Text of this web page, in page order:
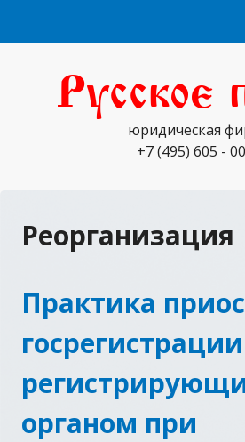
Русское
юридическая
+7 (495) 605 -
Реорганизация
Практика
госрегистрации
органом при